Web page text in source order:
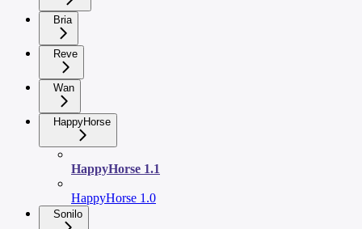
Bria
Reve
Wan
HappyHorse
HappyHorse 1.1
HappyHorse 1.0
Sonilo